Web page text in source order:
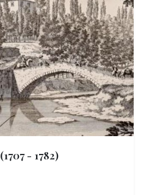
(1707 - 1782)